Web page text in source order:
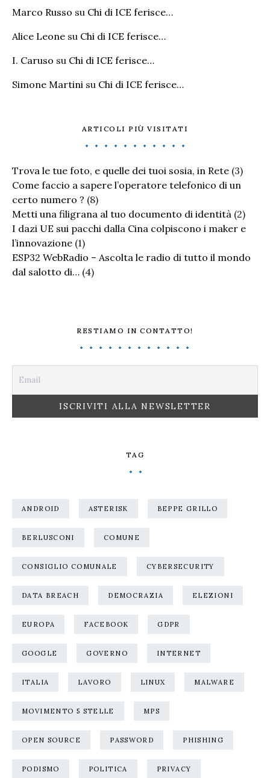
Marco Russo su Chi di ICE ferisce…
Alice Leone su Chi di ICE ferisce…
I. Caruso su Chi di ICE ferisce…
Simone Martini su Chi di ICE ferisce…
ARTICOLI PIÙ VISITATI
Trova le tue foto, e quelle dei tuoi sosia, in Rete (3)
Come faccio a sapere l’operatore telefonico di un
certo numero ? (8)
Metti una filigrana al tuo documento di identità (2)
I dazi UE sui pacchi dalla Cina colpiscono i maker e
l’innovazione (1)
ESP32 WebRadio – Ascolta le radio di tutto il mondo
dal salotto di… (4)
RESTIAMO IN CONTATTO!
TAG
ANDROID ASTERISK BEPPE GRILLO
BERLUSCONI COMUNE
CONSIGLIO COMUNALE CYBERSECURITY
DATA BREACH DEMOCRAZIA ELEZIONI
EUROPA FACEBOOK GDPR
GOOGLE GOVERNO INTERNET
ITALIA LAVORO LINUX MALWARE
MOVIMENTO 5 STELLE MPS
OPEN SOURCE PASSWORD PHISHING
PODISMO POLITICA PRIVACY